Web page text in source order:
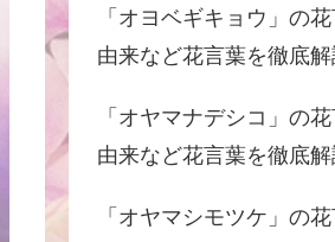
「オヨベギキョウ」の
由来など花言葉を徹底
「オヤマナデシコ」の
由来など花言葉を徹底
「オヤマシモツケ」の